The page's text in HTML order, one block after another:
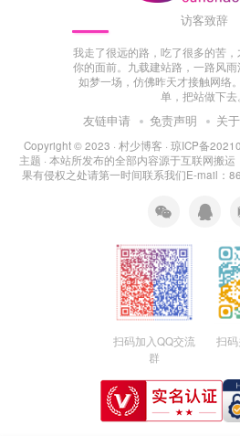
访客致辞
我走了很远的路，吃了很多的苦
你的面前。九载建站路，一路风雨
如梦一场，仿佛昨天才接触网络
单，把站做下去。
友链申请 免责声明 关
Copyright © 2023 · 村少博客 · 琼ICP备
主题 · 本站所发布的全部内容源于互联网搬
果有侵权之处请第一时间联系我们E-mail：
扫码加入QQ交流
群
扫